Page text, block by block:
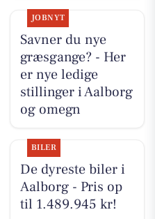
JOBNYT
Savner du nye
græsgange? - Her
er nye ledige
stillinger i Aalborg
og omegn
BILER
De dyreste biler i
Aalborg - Pris op
til 1.489.945 kr!